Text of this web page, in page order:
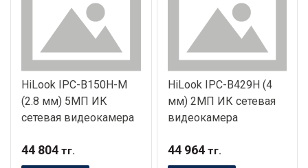
HiLook IPC-B150H-M
(2.8 мм) 5МП ИК
сетевая видеокамера
44 804 тг.
HiLook IPC-B429H (4
мм) 2МП ИК сетевая
видеокамера
44 964тг.